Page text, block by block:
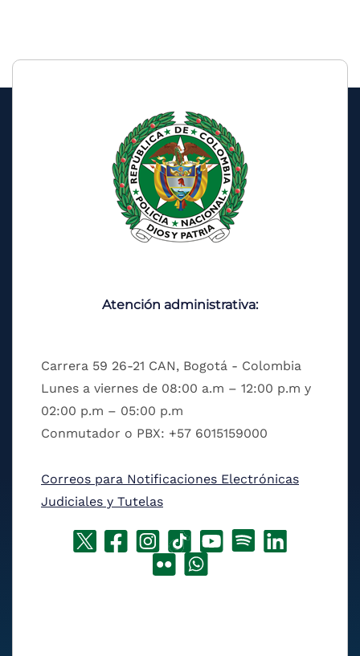
Atención administrativa:
Carrera 59 26-21 CAN, Bogotá - Colombia
Lunes a viernes de 08:00 a.m – 12:00 p.m y
02:00 p.m – 05:00 p.m
Conmutador o PBX: +57 6015159000
Correos para Notificaciones Electrónicas
Judiciales y Tutelas